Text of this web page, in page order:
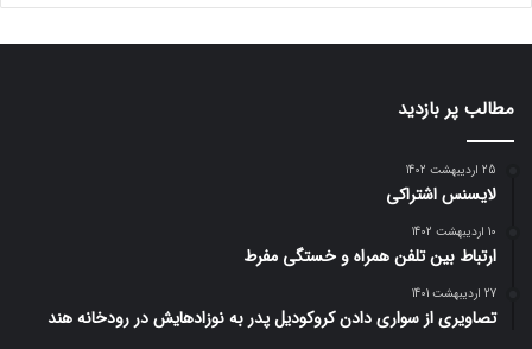
مطالب پر بازدید
25 اردیبهشت 1402
لایسنس اشتراکی
10 اردیبهشت 1402
ارتباط بین تلفن همراه و خستگی مفرط
27 اردیبهشت 1401
تصاویری از سواری دادن کروکودیل پدر به نوزادهایش در رودخانه هند